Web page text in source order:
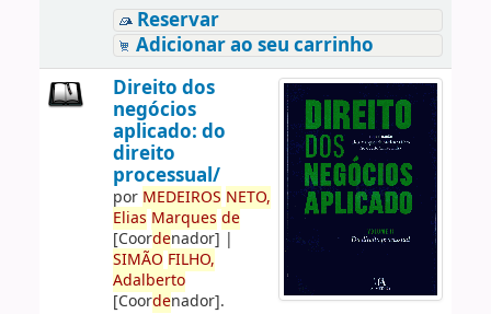
Reservar
Adicionar ao seu carrinho
Direito dos
negócios
aplicado: do
direito
processual/
por MEDEIROS NETO,
Elias Marques de
[Coordenador] |
SIMÃO FILHO,
Adalberto
[Coordenador].